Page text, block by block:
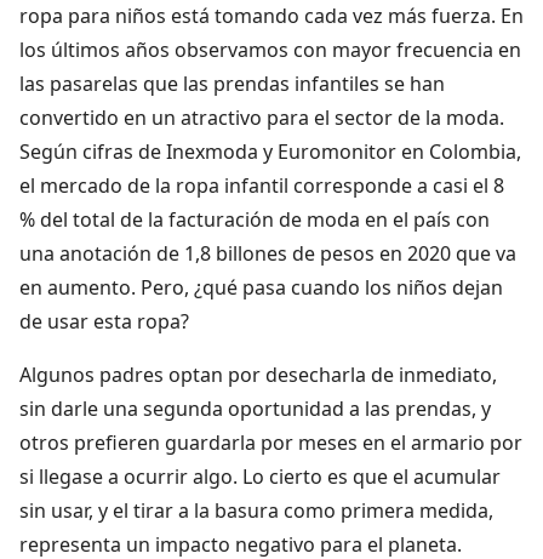
ropa para niños está tomando cada vez más fuerza. En
los últimos años observamos con mayor frecuencia en
las pasarelas que las prendas infantiles se han
convertido en un atractivo para el sector de la moda.
Según cifras de Inexmoda y Euromonitor en Colombia,
el mercado de la ropa infantil corresponde a casi el 8
% del total de la facturación de moda en el país con
una anotación de 1,8 billones de pesos en 2020 que va
en aumento. Pero, ¿qué pasa cuando los niños dejan
de usar esta ropa?
Algunos padres optan por desecharla de inmediato,
sin darle una segunda oportunidad a las prendas, y
otros prefieren guardarla por meses en el armario por
si llegase a ocurrir algo. Lo cierto es que el acumular
sin usar, y el tirar a la basura como primera medida,
representa un impacto negativo para el planeta.